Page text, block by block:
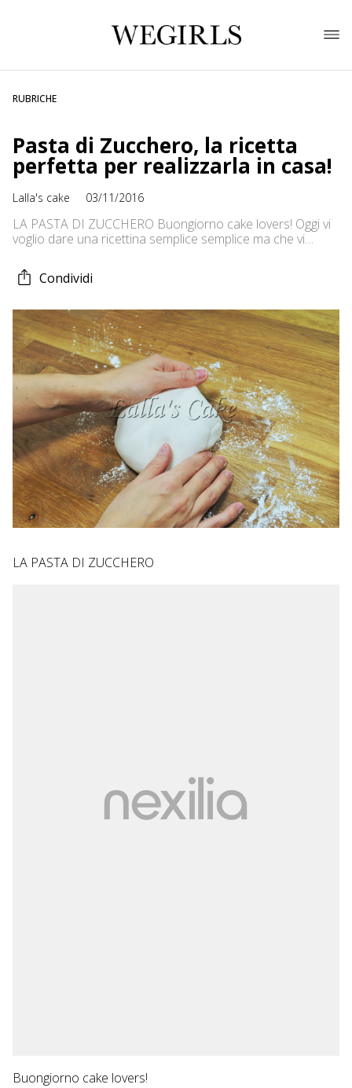
RUBRICHE
Pasta di Zucchero, la ricetta
perfetta per realizzarla in casa!
Lalla's cake 03/11/2016
LA PASTA DI ZUCCHERO Buongiorno cake lovers! Oggi vi
voglio dare una ricettina semplice semplice ma che vi
ricetta che potrà essere tranquillamente utilizzata anche
da chi ha già dimestichezza con questo tipo di prodotto,
comprarla: LA […]
Condividi
LA PASTA DI ZUCCHERO
Buongiorno cake lovers!